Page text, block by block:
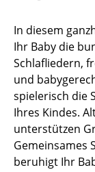
In diesem
Ihr Baby die
Schlafliedern,
und
spielerisch die
Ihres Kindes.
unterstützen
Gemeinsames
beruhigt Ihr